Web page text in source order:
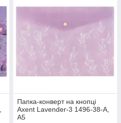
Папка-конверт на кнопці
Axent Lavender-3 1496-38-A,
А5